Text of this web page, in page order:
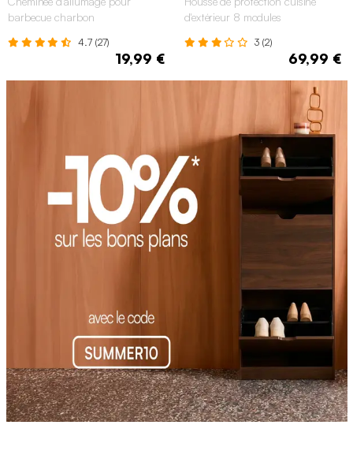
barbecue charbon
4.7 (27)
19,99 €
d'extérieur 8 modules
3 (2)
69,99 €